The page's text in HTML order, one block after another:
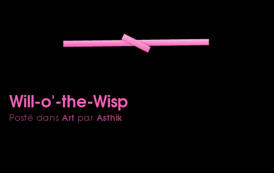
Will-o'-the-Wisp
Posté dansArt par Asthik